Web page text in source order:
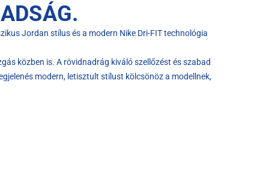
Jordan stílus és a modern Nike Dri-FIT technológia
közben is. A rövidnadrág kiváló szellőzést és szabad
modern, letisztult stílust kölcsönöz a modellnek,